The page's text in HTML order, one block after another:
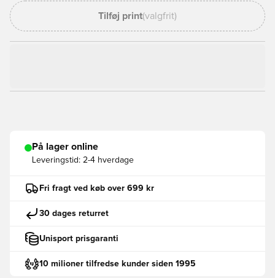
Tilføj print(valgfrit)
På lager online
Leveringstid: 2-4 hverdage
Fri fragt ved køb over 699 kr
30 dages returret
Unisport prisgaranti
10 milioner tilfredse kunder siden 1995